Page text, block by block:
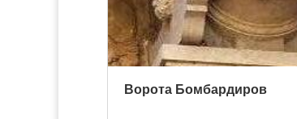
Ворота Бомбардиров